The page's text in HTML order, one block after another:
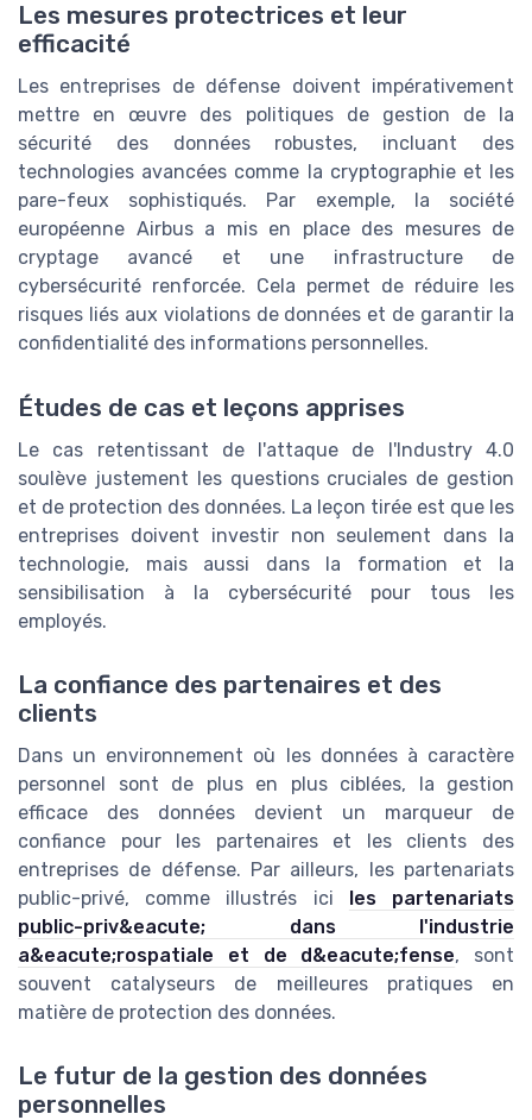
Les mesures protectrices et leur
efficacité
Les entreprises de défense doivent impérativement
mettre en œuvre des politiques de gestion de la
sécurité des données robustes, incluant des
technologies avancées comme la cryptographie et les
pare-feux sophistiqués. Par exemple, la société
européenne Airbus a mis en place des mesures de
cryptage avancé et une infrastructure de
cybersécurité renforcée. Cela permet de réduire les
risques liés aux violations de données et de garantir la
confidentialité des informations personnelles.
Études de cas et leçons apprises
Le cas retentissant de l'attaque de l'Industry 4.0
soulève justement les questions cruciales de gestion
et de protection des données. La leçon tirée est que les
entreprises doivent investir non seulement dans la
technologie, mais aussi dans la formation et la
sensibilisation à la cybersécurité pour tous les
employés.
La confiance des partenaires et des
clients
Dans un environnement où les données à caractère
personnel sont de plus en plus ciblées, la gestion
efficace des données devient un marqueur de
confiance pour les partenaires et les clients des
entreprises de défense. Par ailleurs, les partenariats
public-privé, comme illustrés ici les partenariats
public-priv&eacute; dans l'industrie
a&eacute;rospatiale et de d&eacute;fense, sont
souvent catalyseurs de meilleures pratiques en
matière de protection des données.
Le futur de la gestion des données
personnelles